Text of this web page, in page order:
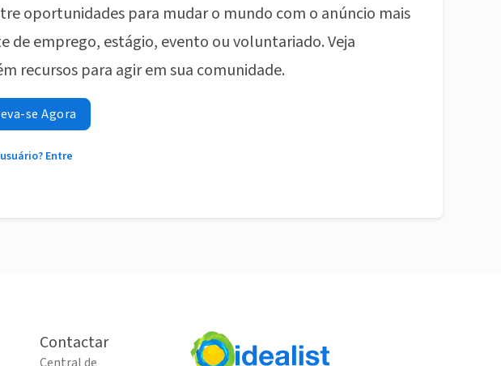
oportunidades para mudar o mundo com o anúncio mais
de emprego, estágio, evento ou voluntariado. Veja
recursos para agir em sua comunidade.
se Agora
Entre
Contactar